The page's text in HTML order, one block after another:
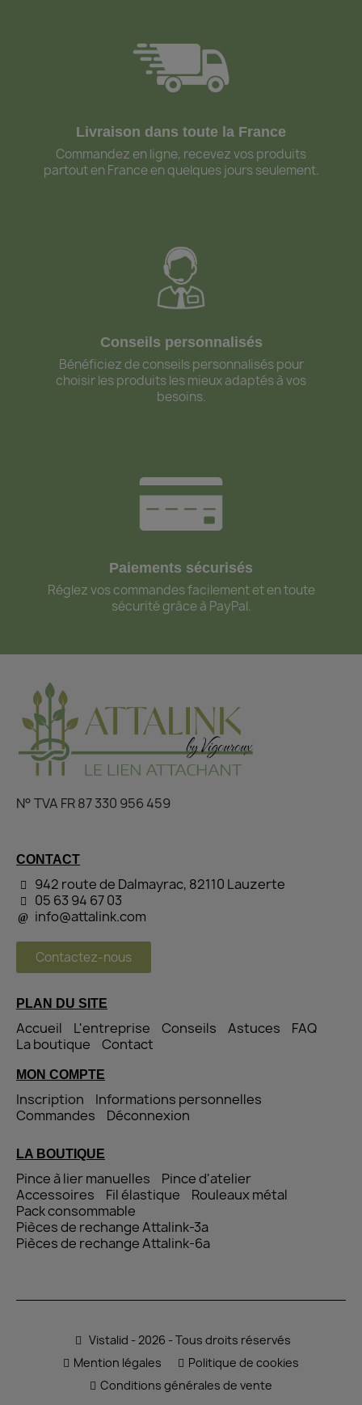
Livraison dans toute la France
Commandez en ligne, recevez vos produits
partout en France en quelques jours seulement.
Conseils personnalisés
Bénéficiez de conseils personnalisés pour
choisir les produits les mieux adaptés à vos
besoins.
Paiements sécurisés
Réglez vos commandes facilement et en toute
sécurité grâce à PayPal.
N° TVA FR 87 330 956 459
CONTACT
942 route de Dalmayrac, 82110 Lauzerte
05 63 94 67 03
info@attalink.com
Contactez-nous
PLAN DU SITE
Accueil L'entreprise Conseils Astuces
FAQ
La boutique
Contact
MON COMPTE
Inscription
Informations personnelles
Commandes
Déconnexion
LA BOUTIQUE
Pince à lier manuelles
Pince d'atelier
Accessoires
Fil élastique
Rouleaux métal
Pack consommable
Pièces de rechange Attalink-3a
Pièces de rechange Attalink-6a
Vistalid - 2026 - Tous droits réservés
Mention légales
Politique de cookies
Conditions générales de vente